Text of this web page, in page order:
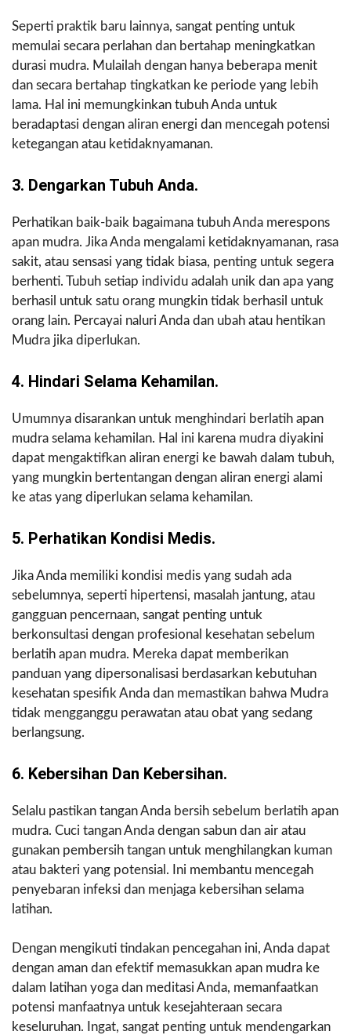
Seperti praktik baru lainnya, sangat penting untuk
memulai secara perlahan dan bertahap meningkatkan
durasi mudra. Mulailah dengan hanya beberapa menit
dan secara bertahap tingkatkan ke periode yang lebih
lama. Hal ini memungkinkan tubuh Anda untuk
beradaptasi dengan aliran energi dan mencegah potensi
ketegangan atau ketidaknyamanan.
3. Dengarkan Tubuh Anda.
Perhatikan baik-baik bagaimana tubuh Anda merespons
apan mudra. Jika Anda mengalami ketidaknyamanan, rasa
sakit, atau sensasi yang tidak biasa, penting untuk segera
berhenti. Tubuh setiap individu adalah unik dan apa yang
berhasil untuk satu orang mungkin tidak berhasil untuk
orang lain. Percayai naluri Anda dan ubah atau hentikan
Mudra jika diperlukan.
4. Hindari Selama Kehamilan.
Umumnya disarankan untuk menghindari berlatih apan
mudra selama kehamilan. Hal ini karena mudra diyakini
dapat mengaktifkan aliran energi ke bawah dalam tubuh,
yang mungkin bertentangan dengan aliran energi alami
ke atas yang diperlukan selama kehamilan.
5. Perhatikan Kondisi Medis.
Jika Anda memiliki kondisi medis yang sudah ada
sebelumnya, seperti hipertensi, masalah jantung, atau
gangguan pencernaan, sangat penting untuk
berkonsultasi dengan profesional kesehatan sebelum
berlatih apan mudra. Mereka dapat memberikan
panduan yang dipersonalisasi berdasarkan kebutuhan
kesehatan spesifik Anda dan memastikan bahwa Mudra
tidak mengganggu perawatan atau obat yang sedang
berlangsung.
6. Kebersihan Dan Kebersihan.
Selalu pastikan tangan Anda bersih sebelum berlatih apan
mudra. Cuci tangan Anda dengan sabun dan air atau
gunakan pembersih tangan untuk menghilangkan kuman
atau bakteri yang potensial. Ini membantu mencegah
penyebaran infeksi dan menjaga kebersihan selama
latihan.
Dengan mengikuti tindakan pencegahan ini, Anda dapat
dengan aman dan efektif memasukkan apan mudra ke
dalam latihan yoga dan meditasi Anda, memanfaatkan
potensi manfaatnya untuk kesejahteraan secara
keseluruhan. Ingat, sangat penting untuk mendengarkan